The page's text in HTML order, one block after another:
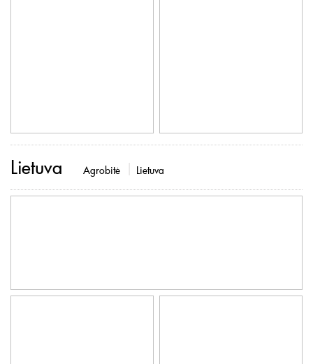
Lietuva Agrobitė Lietuva